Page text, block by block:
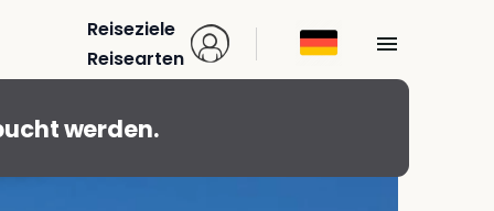
Reiseziele
Reisearten
werden.